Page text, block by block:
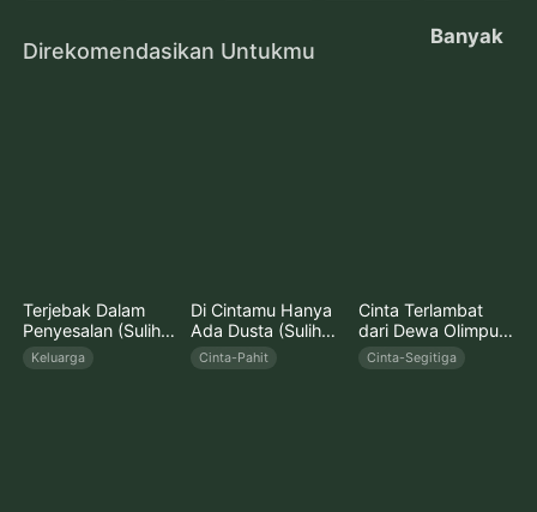
Banyak
Direkomendasikan Untukmu
Terjebak Dalam
Penyesalan (Sulih
Suara)
Keluarga
Di Cintamu Hanya
Ada Dusta (Sulih
Suara)
Cinta-Pahit
Cinta Terlambat
dari Dewa Olimpus
(Sulih Suara)
Cinta-Segitiga